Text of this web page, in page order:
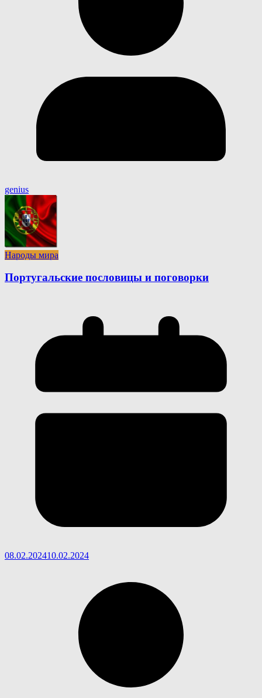
genius
Народы мира
Португальские пословицы и поговорки
08.02.202410.02.2024